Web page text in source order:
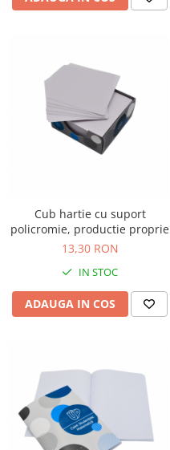
Cub hartie cu suport
policromie, productie proprie
13,30 RON
IN STOC
ADAUGA IN COS